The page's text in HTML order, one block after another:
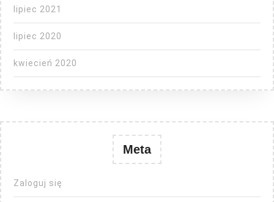
lipiec 2021
lipiec 2020
kwiecień 2020
Meta
Zaloguj się